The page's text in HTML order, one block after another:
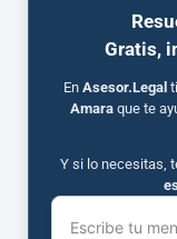
Gratis,
En Asesor.Legal
Amaraque te
Y si lo necesitas,
Escribe tu